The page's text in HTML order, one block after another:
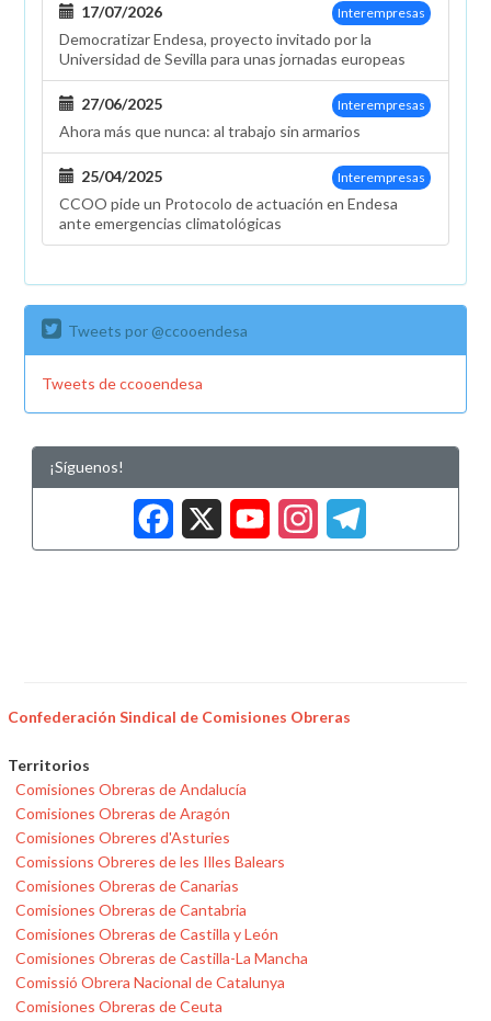
Interempresas
17/07/2026
Democratizar Endesa, proyecto invitado por la
Universidad de Sevilla para unas jornadas europeas
Interempresas
27/06/2025
Ahora más que nunca: al trabajo sin armarios
Interempresas
25/04/2025
CCOO pide un Protocolo de actuación en Endesa
ante emergencias climatológicas
Tweets por @ccooendesa
Tweets de ccooendesa
¡Síguenos!
Facebook
X
Confederación Sindical de Comisiones Obreras
Territorios
Comisiones Obreras de Andalucía
Comisiones Obreras de Aragón
Comisiones Obreres d'Asturies
Comissions Obreres de les Illes Balears
Comisiones Obreras de Canarias
Comisiones Obreras de Cantabria
Comisiones Obreras de Castilla y León
Comisiones Obreras de Castilla-La Mancha
Comissió Obrera Nacional de Catalunya
Comisiones Obreras de Ceuta